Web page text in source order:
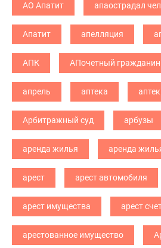
АО Апатит апаострадал
Апатит апелляция
АПК АПочетный гражданин
апрель аптека
Арбитражный суд арбузы
аренда жилья аренда
арест арест автомобиля
арест имущества арест
арестованное имущество